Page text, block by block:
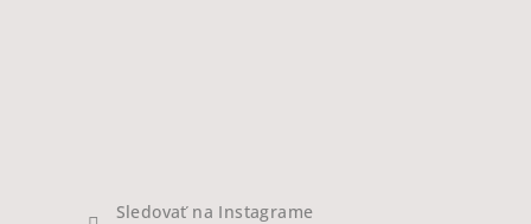
Sledovať na Instagrame